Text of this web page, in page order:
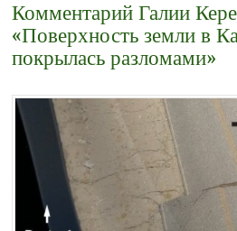
Комментарий Галии
«Поверхность земли в
покрылась разломами»